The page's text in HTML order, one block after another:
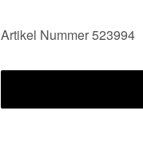
Artikel Nummer 523994